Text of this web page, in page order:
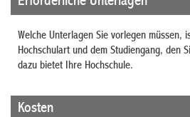
Welche Unterlagen Sie vorlegen müssen,
Hochschulart und dem Studiengang, den
dazu bietet Ihre Hochschule.
Kosten